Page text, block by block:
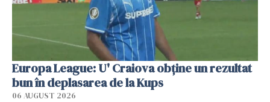
Europa League: U' Craiova obține un rezultat
bun în deplasarea de la Kups
06 AUGUST 2026